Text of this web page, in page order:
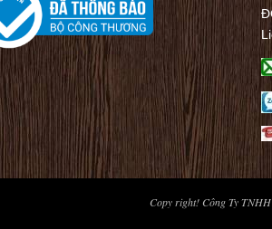
Copy right! Công Ty